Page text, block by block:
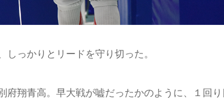
っかりとリードを守り切った。
府翔青高。早大戦が嘘だったかのように、１回